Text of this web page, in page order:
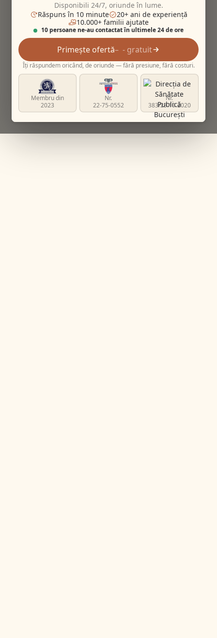
Disponibili 24/7, oriunde în lume.
Răspuns în 10 minute
20+ ani de experiență
10.000+ familii ajutate
10 persoane ne-au contactat în ultimele 24 de ore
Primește ofertă - gratuit
Îți răspundem oricând, de oriunde — fără presiune, fără costuri.
Membru din
2023
Nr.
22-75-0552
Nr.
383/23.10.2020